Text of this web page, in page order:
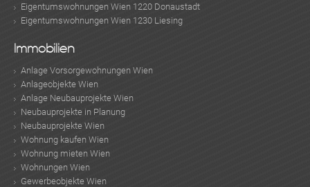
Eigentumswohnungen Wien 1220 Donaustadt
Eigentumswohnungen Wien 1230 Liesing
Immobilien
Anlage Vorsorgewohnungen Wien
Anlageobjekte Wien
Anlage Neubauprojekte Wien
Neubauprojekte in Planung
Neubauprojekte Wien
Wohnung kaufen Wien
Wohnung mieten Wien
Wohnungen Wien
Gewerbeobjekte Wien